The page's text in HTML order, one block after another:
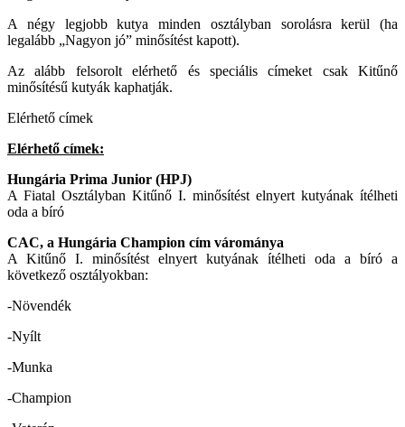
A négy legjobb kutya minden osztályban sorolásra kerül (ha
legalább „Nagyon jó” minősítést kapott).
Az alább felsorolt elérhető és speciális címeket csak Kitűnő
minősítésű kutyák kaphatják.
Elérhető címek
Elérhető címek:
Hungária Prima Junior (HPJ)
A Fiatal Osztályban Kitűnő I. minősítést elnyert kutyának ítélheti
oda a bíró
CAC, a Hungária Champion cím várománya
A Kitűnő I. minősítést elnyert kutyának ítélheti oda a bíró a
következő osztályokban:
-Növendék
-Nyílt
-Munka
-Champion